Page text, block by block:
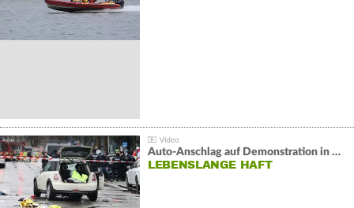
Auto-Anschlag auf Demonstration in München:
LEBENSLANGE HAFT